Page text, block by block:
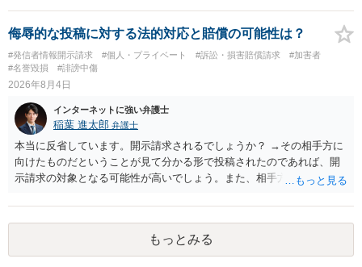
侮辱的な投稿に対する法的対応と賠償の可能性は？
#発信者情報開示請求 #個人・プライベート #訴訟・損害賠償請求
#加害者
#名誉毀損
#誹謗中傷
2026年8月4日
インターネットに強い弁護士
稲葉 進太郎 弁護士
本当に反省しています。開示請求されるでしょうか？ →その相手方に
向けたものだということが見て分かる形で投稿されたのであれば、開
示請求の対象となる可能性が高いでしょう。また、相手方の投稿した
と存じます。発信者情報開示請求が進むと、投稿に使った回線の契約
者のところに、意見照会がなされます。アカウント情報開示の場合
は、アカウントの登録メールに意見照会がなされます。 また、された
場合賠償金はいくらでしょうか。 →ケースバイケースであり、数万円
もっとみる